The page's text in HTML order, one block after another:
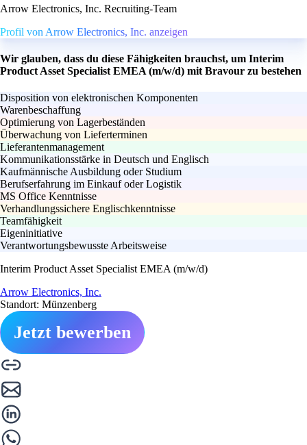
Arrow Electronics, Inc. Recruiting-Team
Profil von Arrow Electronics, Inc. anzeigen
Wir glauben, dass du diese Fähigkeiten brauchst, um Interim
Product Asset Specialist EMEA (m/w/d) mit Bravour zu bestehen
Disposition von elektronischen Komponenten
Warenbeschaffung
Optimierung von Lagerbeständen
Überwachung von Lieferterminen
Lieferantenmanagement
Kommunikationsstärke in Deutsch und Englisch
Kaufmännische Ausbildung oder Studium
Berufserfahrung im Einkauf oder Logistik
MS Office Kenntnisse
Verhandlungssichere Englischkenntnisse
Teamfähigkeit
Eigeninitiative
Verantwortungsbewusste Arbeitsweise
Interim Product Asset Specialist EMEA (m/w/d)
Arrow Electronics, Inc.
Standort: Münzenberg
Jetzt bewerben